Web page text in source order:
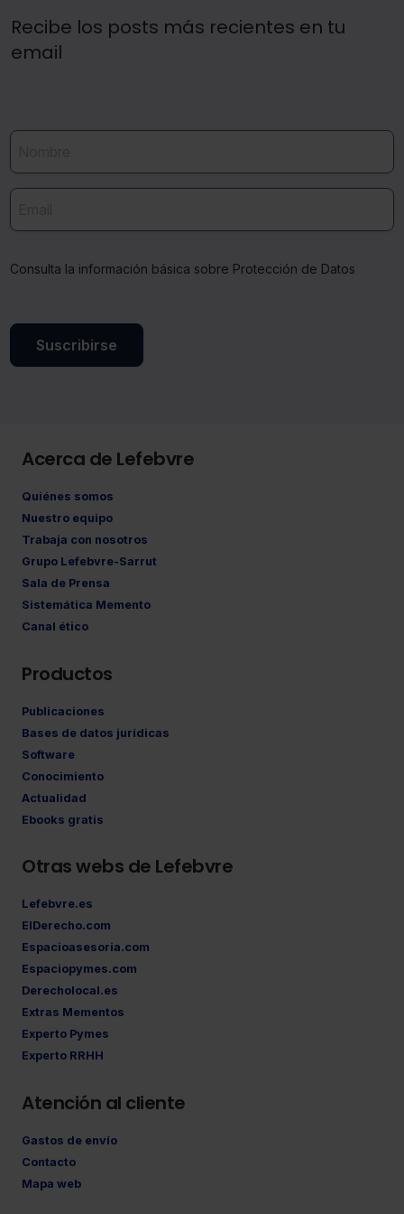
Recibe los posts más recientes en tu
email
Consulta la información básica sobre Protección de Datos
Suscribirse
Acerca de Lefebvre
Quiénes somos
Nuestro equipo
Trabaja con nosotros
Grupo Lefebvre-Sarrut
Sala de Prensa
Sistemática Memento
Canal ético
Productos
Publicaciones
Bases de datos jurídicas
Software
Conocimiento
Actualidad
Ebooks gratis
Otras webs de Lefebvre
Lefebvre.es
ElDerecho.com
Espacioasesoria.com
Espaciopymes.com
Derecholocal.es
Extras Mementos
Experto Pymes
Experto RRHH
Atención al cliente
Gastos de envío
Contacto
Mapa web